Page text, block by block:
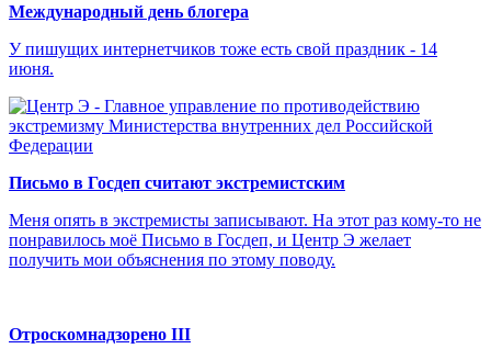
Международный день блогера
У пишущих интернетчиков тоже есть свой праздник - 14
июня.
Письмо в Госдеп считают экстремистским
Меня опять в экстремисты записывают. На этот раз кому-то не
понравилось моё Письмо в Госдеп, и Центр Э желает
получить мои объяснения по этому поводу.
Отроскомнадзорено III